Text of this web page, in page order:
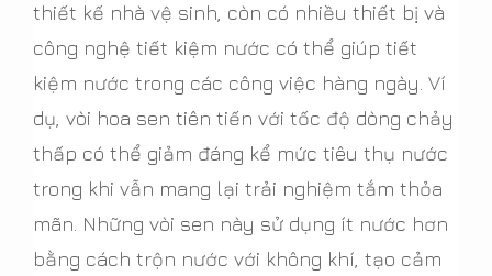
thiết kế nhà vệ sinh, còn có nhiều thiết bị và
công nghệ tiết kiệm nước có thể giúp tiết
kiệm nước trong các công việc hàng ngày. Ví
dụ, vòi hoa sen tiên tiến với tốc độ dòng chảy
thấp có thể giảm đáng kể mức tiêu thụ nước
trong khi vẫn mang lại trải nghiệm tắm thỏa
mãn. Những vòi sen này sử dụng ít nước hơn
bằng cách trộn nước với không khí, tạo cảm